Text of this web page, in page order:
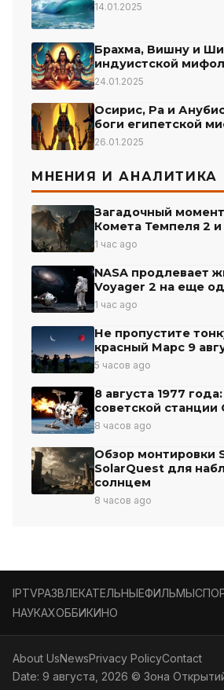
14.01.2025
Брахма, Вишну и
индуистской
24.01.2025
Осирис, Ра и
боги египетской
26.01.2025
МНЕНИЯ И АНАЛИТИКА
Загадочный
Комета Темпеля 2
1 час ago
NASA продлевает
Voyager 2 на еще
1 час ago
Не пропустите
красный Марс 9
5 часов ago
8 августа 1977
советской станции
8 часов ago
Обзор монтировки
SolarQuest для
солнцем
8 часов ago
IPTVРАЗВЛЕКАТЕЛЬНЫЕФИЛЬМЫ
НАУКАХОББИКИНО
About UsNewsPrivacy PolicyContact
Date: 9 августа, 2026 © Зона